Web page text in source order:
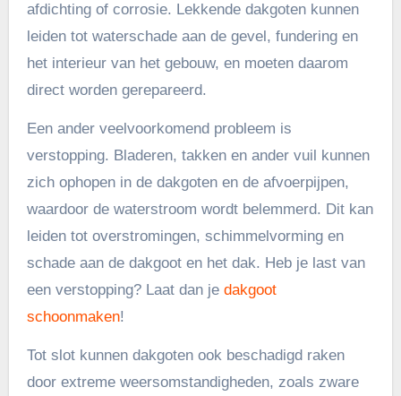
afdichting of corrosie. Lekkende dakgoten kunnen
leiden tot waterschade aan de gevel, fundering en
het interieur van het gebouw, en moeten daarom
direct worden gerepareerd.
Een ander veelvoorkomend probleem is
verstopping. Bladeren, takken en ander vuil kunnen
zich ophopen in de dakgoten en de afvoerpijpen,
waardoor de waterstroom wordt belemmerd. Dit kan
leiden tot overstromingen, schimmelvorming en
schade aan de dakgoot en het dak. Heb je last van
een verstopping? Laat dan je dakgoot
schoonmaken!
Tot slot kunnen dakgoten ook beschadigd raken
door extreme weersomstandigheden, zoals zware